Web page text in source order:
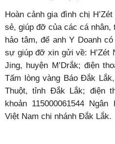
Hoàn cảnh gia đình chị
sẻ, giúp đỡ của các cá
hảo tâm, để anh Y Doanh
sự giúp đỡ xin gửi về: H’Zét
Jing, huyện M’Drắk; điện
Tấm lòng vàng Báo Đắk
Thuột, tỉnh Đắk Lắk; điện
khoản 115000061544
Việt Nam chi nhánh Đắk Lắk.